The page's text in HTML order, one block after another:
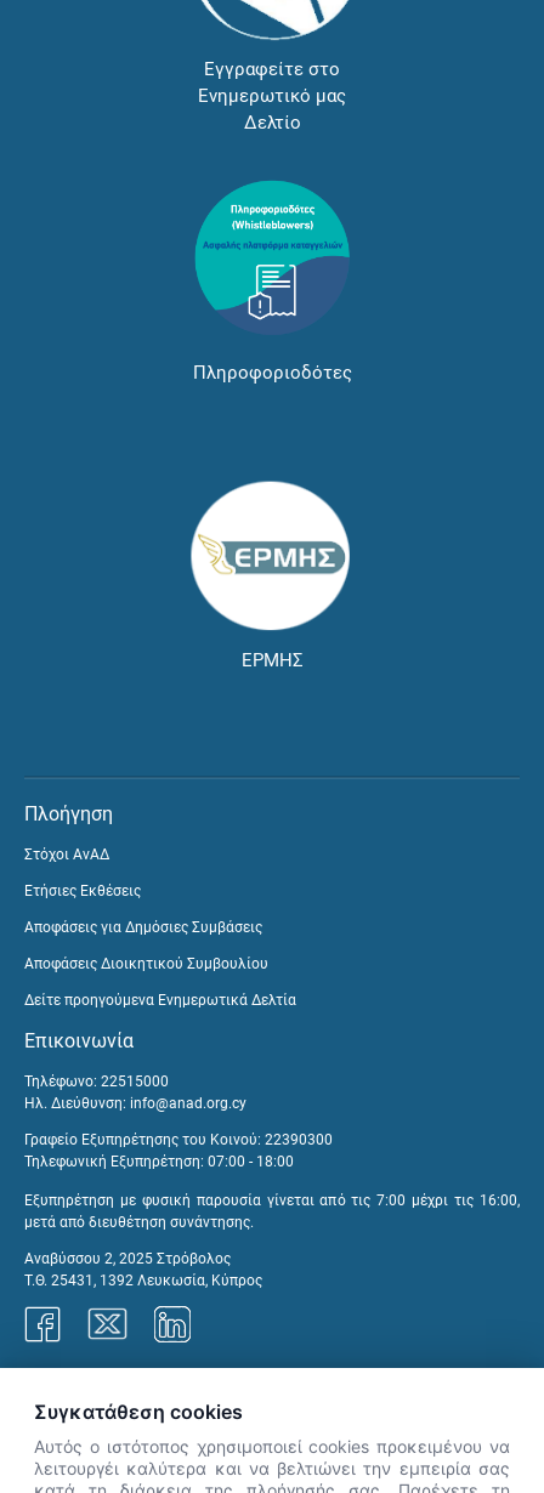
Εγγραφείτε στο
Ενημερωτικό μας
Δελτίο
Πληροφοριοδότες
ΕΡΜΗΣ
Πλοήγηση
Στόχοι ΑνΑΔ
Ετήσιες Εκθέσεις
Αποφάσεις για Δημόσιες Συμβάσεις
Αποφάσεις Διοικητικού Συμβουλίου
Δείτε προηγούμενα Ενημερωτικά Δελτία
Επικοινωνία
Τηλέφωνο: 22515000
Ηλ. Διεύθυνση: info@anad.org.cy
Γραφείο Εξυπηρέτησης του Κοινού: 22390300
Τηλεφωνική Εξυπηρέτηση: 07:00 - 18:00
Εξυπηρέτηση με φυσική παρουσία γίνεται από τις 7:00 μέχρι τις 16:00,
μετά από διευθέτηση συνάντησης.
Αναβύσσου 2, 2025 Στρόβολος
Τ.Θ. 25431, 1392 Λευκωσία, Κύπρος
Συγκατάθεση cookies
Αυτός ο ιστότοπος χρησιμοποιεί cookies προκειμένου να
λειτουργέι καλύτερα και να βελτιώνει την εμπειρία σας